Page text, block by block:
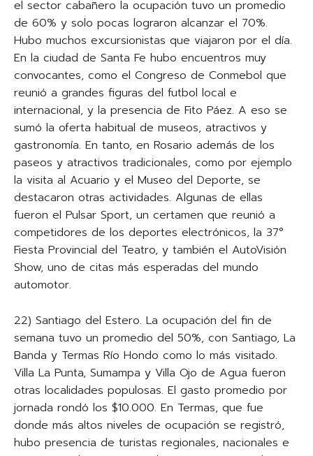
el sector cabañero la ocupación tuvo un promedio
de 60% y solo pocas lograron alcanzar el 70%.
Hubo muchos excursionistas que viajaron por el día.
En la ciudad de Santa Fe hubo encuentros muy
convocantes, como el Congreso de Conmebol que
reunió a grandes figuras del futbol local e
internacional, y la presencia de Fito Páez. A eso se
sumó la oferta habitual de museos, atractivos y
gastronomía. En tanto, en Rosario además de los
paseos y atractivos tradicionales, como por ejemplo
la visita al Acuario y el Museo del Deporte, se
destacaron otras actividades. Algunas de ellas
fueron el Pulsar Sport, un certamen que reunió a
competidores de los deportes electrónicos, la 37°
Fiesta Provincial del Teatro, y también el AutoVisión
Show, uno de citas más esperadas del mundo
automotor.
22) Santiago del Estero. La ocupación del fin de
semana tuvo un promedio del 50%, con Santiago, La
Banda y Termas Río Hondo como lo más visitado.
Villa La Punta, Sumampa y Villa Ojo de Agua fueron
otras localidades populosas. El gasto promedio por
jornada rondó los $10.000. En Termas, que fue
donde más altos niveles de ocupación se registró,
hubo presencia de turistas regionales, nacionales e